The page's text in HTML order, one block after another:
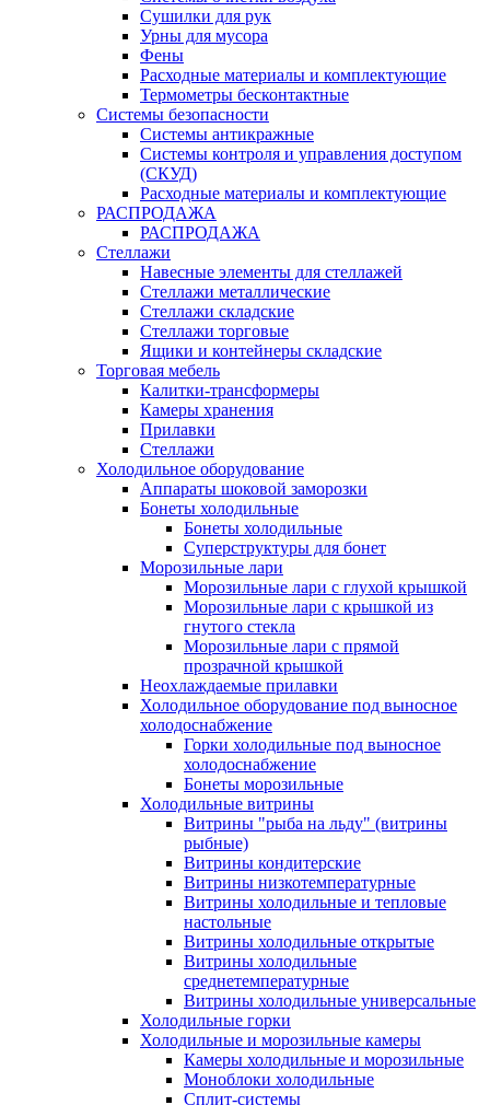
Сушилки для рук
Урны для мусора
Фены
Расходные материалы и комплектующие
Термометры бесконтактные
Системы безопасности
Системы антикражные
Системы контроля и управления доступом
(СКУД)
Расходные материалы и комплектующие
РАСПРОДАЖА
РАСПРОДАЖА
Стеллажи
Навесные элементы для стеллажей
Стеллажи металлические
Стеллажи складские
Стеллажи торговые
Ящики и контейнеры складские
Торговая мебель
Калитки-трансформеры
Камеры хранения
Прилавки
Стеллажи
Холодильное оборудование
Аппараты шоковой заморозки
Бонеты холодильные
Бонеты холодильные
Суперструктуры для бонет
Морозильные лари
Морозильные лари с глухой крышкой
Морозильные лари с крышкой из
гнутого стекла
Морозильные лари с прямой
прозрачной крышкой
Неохлаждаемые прилавки
Холодильное оборудование под выносное
холодоснабжение
Горки холодильные под выносное
холодоснабжение
Бонеты морозильные
Холодильные витрины
Витрины "рыба на льду" (витрины
рыбные)
Витрины кондитерские
Витрины низкотемпературные
Витрины холодильные и тепловые
настольные
Витрины холодильные открытые
Витрины холодильные
среднетемпературные
Витрины холодильные универсальные
Холодильные горки
Холодильные и морозильные камеры
Камеры холодильные и морозильные
Моноблоки холодильные
Сплит-системы